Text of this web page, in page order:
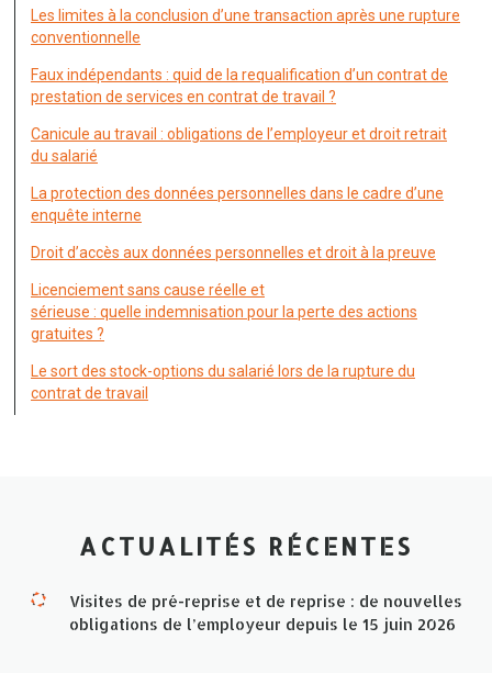
Les limites à la conclusion d’une transaction après une rupture
conventionnelle
Faux indépendants : quid de la requalification d’un contrat de
prestation de services en contrat de travail ?
Canicule au travail : obligations de l’employeur et droit retrait
du salarié
La protection des données personnelles dans le cadre d’une
enquête interne
Droit d’accès aux données personnelles et droit à la preuve
Licenciement sans cause réelle et
sérieuse : quelle indemnisation pour la perte des actions
gratuites ?
Le sort des stock-options du salarié lors de la rupture du
contrat de travail
ACTUALITÉS RÉCENTES
Visites de pré-reprise et de reprise : de nouvelles
obligations de l’employeur depuis le 15 juin 2026